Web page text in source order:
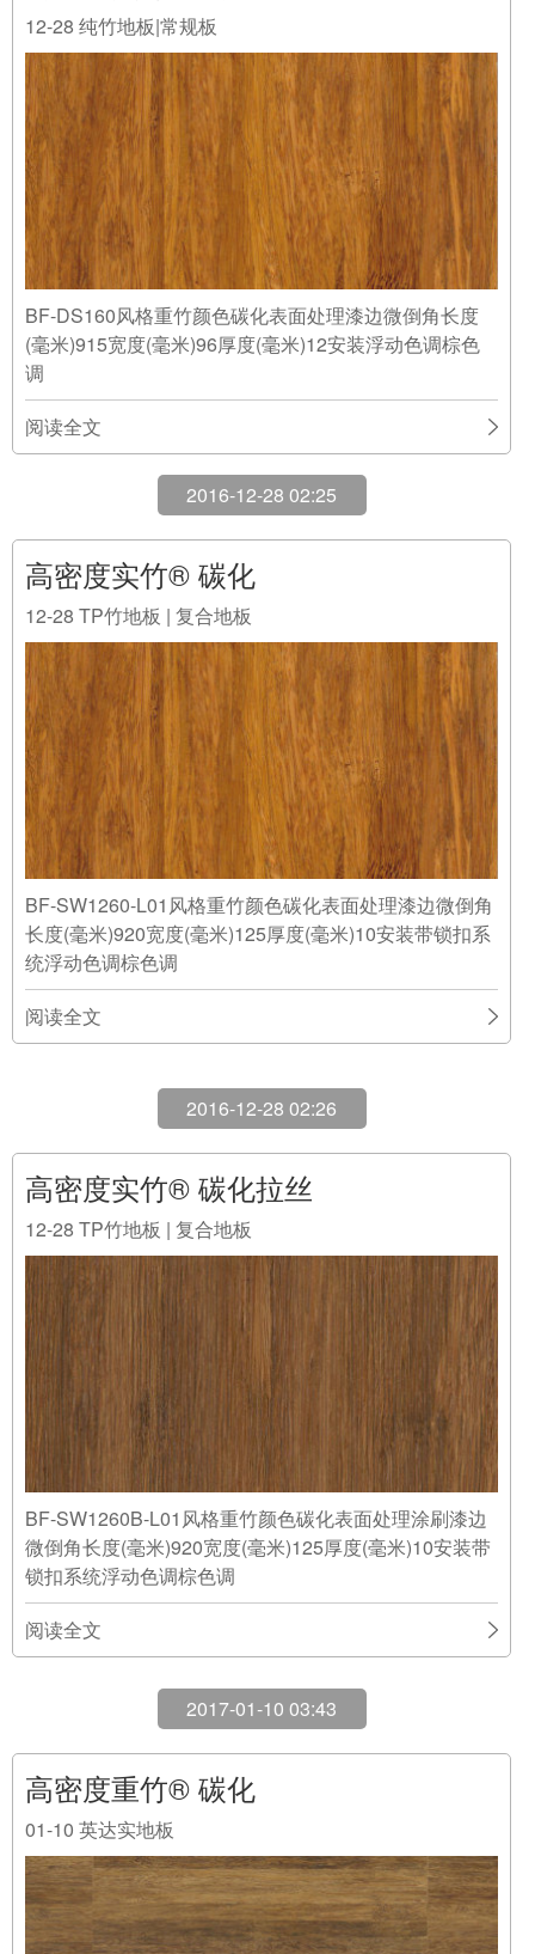
BF-DS160风格重竹颜色碳化表面处理漆边微倒角长度
(毫米)915宽度(毫米)96厚度(毫米)12安装浮动色调棕色
调
阅读全文
2016-12-28 02:25
高密度实竹® 碳化
12-28
BF-SW1260-L01风格重竹颜色碳化表面处理漆边微倒角
长度(毫米)920宽度(毫米)125厚度(毫米)10安装带锁扣系
统浮动色调棕色调
阅读全文
2016-12-28 02:26
高密度实竹® 碳化拉丝
12-28TP竹地板 | 复合地板
BF-SW1260B-L01风格重竹颜色碳化表面处理涂刷漆边
微倒角长度(毫米)920宽度(毫米)125厚度(毫米)10安装带
锁扣系统浮动色调棕色调
阅读全文
2017-01-10 03:43
高密度重竹® 碳化
01-10英达实地板
BF-PR1050颜色碳化风格重竹表面处理未经表面处理边
锐边长度 (毫米) 300宽度 (毫米)200厚度 (毫米)10安装完
全上胶色调棕色调
阅读全文